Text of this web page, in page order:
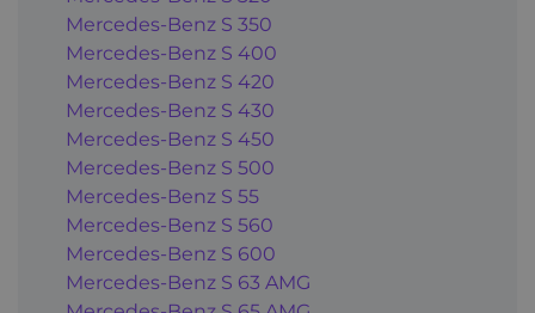
Mercedes-Benz S 350
Mercedes-Benz S 400
Mercedes-Benz S 420
Mercedes-Benz S 430
Mercedes-Benz S 450
Mercedes-Benz S 500
Mercedes-Benz S 55
Mercedes-Benz S 560
Mercedes-Benz S 600
Mercedes-Benz S 63 AMG